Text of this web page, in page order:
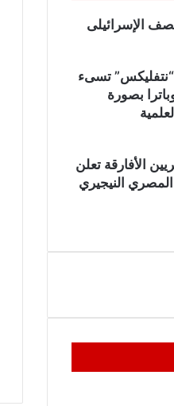
الإسرائيلى
تسىء
بصورة
الأفارقة تعلن
النيجيري